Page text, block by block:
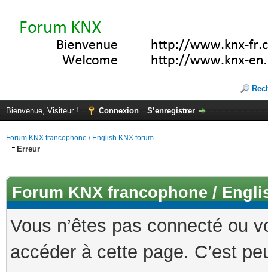
Bienvenue, Visiteur ! Connexion S’enregistrer
Forum KNX francophone / English KNX forum
Erreur
Forum KNX francophone /
Vous n’êtes pas connecté ou
accéder à cette page. C’est